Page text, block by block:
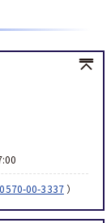
0570-00-3337